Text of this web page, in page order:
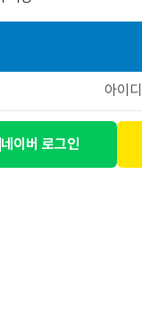
아이
네이버 로그인